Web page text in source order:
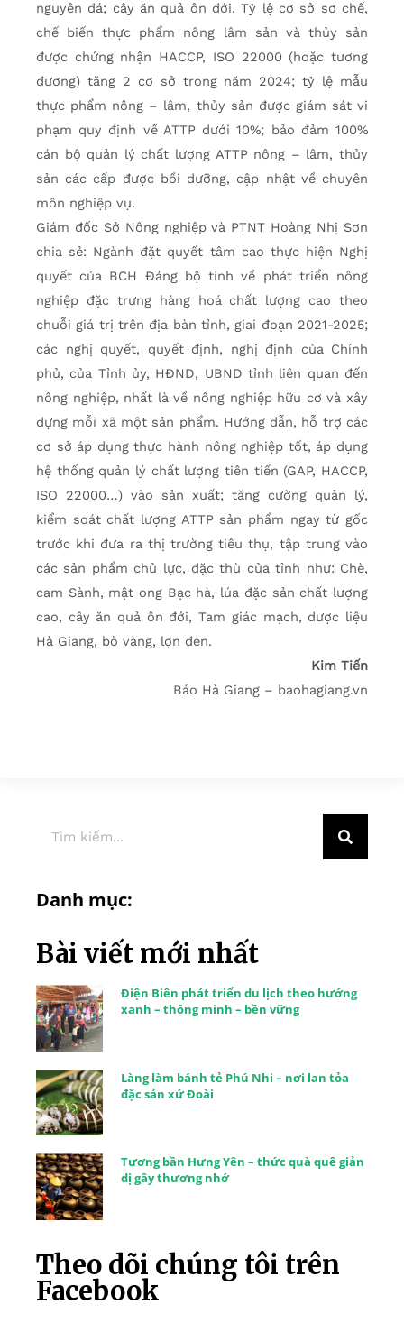
nguyên đá; cây ăn quả ôn đới. Tỷ lệ cơ sở sơ chế,
chế biến thực phẩm nông lâm sản và thủy sản
được chứng nhận HACCP, ISO 22000 (hoặc tương
đương) tăng 2 cơ sở trong năm 2024; tỷ lệ mẫu
thực phẩm nông – lâm, thủy sản được giám sát vi
phạm quy định về ATTP dưới 10%; bảo đảm 100%
cán bộ quản lý chất lượng ATTP nông – lâm, thủy
sản các cấp được bồi dưỡng, cập nhật về chuyên
môn nghiệp vụ.
Giám đốc Sở Nông nghiệp và PTNT Hoàng Nhị Sơn
chia sẻ: Ngành đặt quyết tâm cao thực hiện Nghị
quyết của BCH Đảng bộ tỉnh về phát triển nông
nghiệp đặc trưng hàng hoá chất lượng cao theo
chuỗi giá trị trên địa bàn tỉnh, giai đoạn 2021-2025;
các nghị quyết, quyết định, nghị định của Chính
phủ, của Tỉnh ủy, HĐND, UBND tỉnh liên quan đến
nông nghiệp, nhất là về nông nghiệp hữu cơ và xây
dựng mỗi xã một sản phẩm. Hướng dẫn, hỗ trợ các
cơ sở áp dụng thực hành nông nghiệp tốt, áp dụng
hệ thống quản lý chất lượng tiên tiến (GAP, HACCP,
ISO 22000…) vào sản xuất; tăng cường quản lý,
kiểm soát chất lượng ATTP sản phẩm ngay từ gốc
trước khi đưa ra thị trường tiêu thụ, tập trung vào
các sản phẩm chủ lực, đặc thù của tỉnh như: Chè,
cam Sành, mật ong Bạc hà, lúa đặc sản chất lượng
cao, cây ăn quả ôn đới, Tam giác mạch, dược liệu
Hà Giang, bò vàng, lợn đen.
Kim Tiến
Báo Hà Giang – baohagiang.vn
Danh mục:
Bài viết mới nhất
Điện Biên phát triển du lịch theo hướng
xanh – thông minh – bền vững
Làng làm bánh tẻ Phú Nhi – nơi lan tỏa
đặc sản xứ Đoài
Tương bần Hưng Yên – thức quà quê giản
dị gây thương nhớ
Theo dõi chúng tôi trên
Facebook